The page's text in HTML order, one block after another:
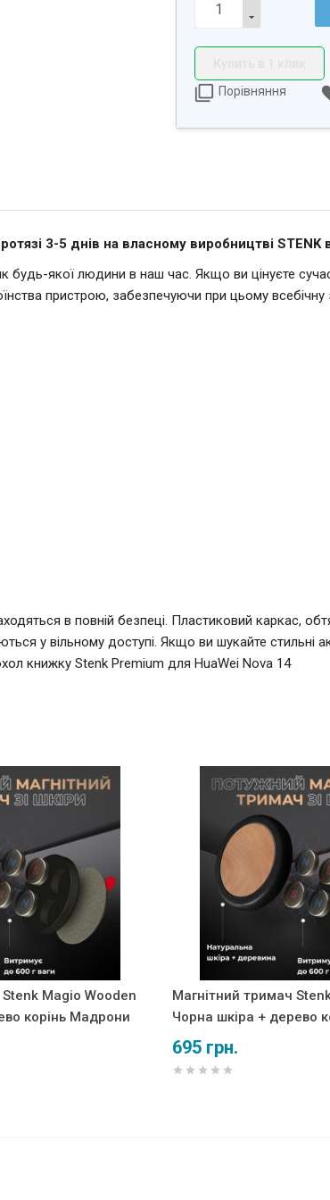
Порівняння
3-5 днів на власному виробництві STENK в
якої людини в наш час. Якщо ви цінуєте
пристрою, забезпечуючи при цьому всебічну
в повній безпеці. Пластиковий каркас,
у вільному доступі. Якщо ви шукайте стильні
книжку Stenk Premium для HuaWei Nova 14
Magio Wooden
корінь Мадрони
Магнітний тримач
Чорна шкіра + дерево
695 грн.
Nova 14 Чорний